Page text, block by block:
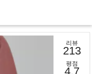
리뷰
213
평점
4.7